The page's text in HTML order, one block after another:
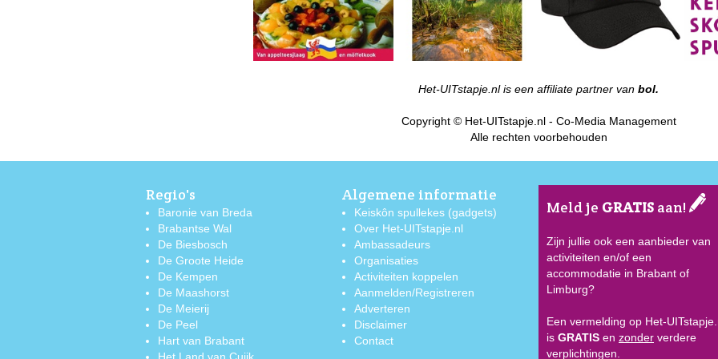
Het-UITstapje.nl is een affiliate partner van bol.
Copyright © Het-UITstapje.nl - Co-Media Management
Alle rechten voorbehouden
Regio's
Baronie van Breda
Brabantse Wal
De Biesbosch
De Groote Heide
De Kempen
De Maashorst
De Meierij
De Peel
Hart van Brabant
Algemene informatie
Keiskôn spullekes (gadgets)
Over Het-UITstapje.nl
Ambassadeurs
Organisaties
Activiteiten koppelen
Aanmelden/Registreren
Adverteren
Disclaimer
Contact
Meld je GRATIS aan!
Zijn jullie ook een aanbieder van
activiteiten en/of een
accommodatie in Brabant of
Limburg?
Een vermelding op Het-
is GRATIS en zonder verdere
verplichtingen.